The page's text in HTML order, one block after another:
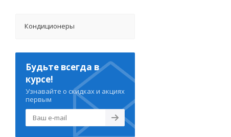
Кондиционеры
Будьте всегда в
курсе!
Узнавайте о скидках и акциях
первым